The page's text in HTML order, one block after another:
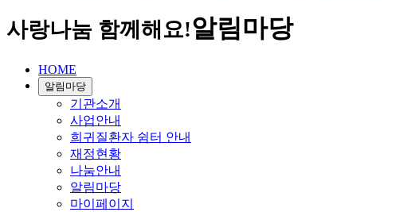
사랑나눔 함께해요!알림마당
HOME
알림마당
기관소개
사업안내
희귀질환자 쉼터 안내
재정현황
나눔안내
알림마당
마이페이지